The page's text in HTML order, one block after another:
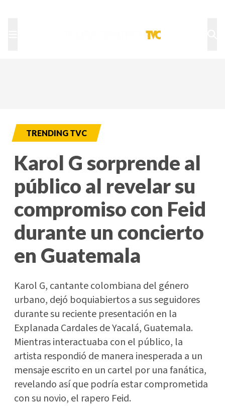
TRENDING TVC
Karol G sorprende al
público al revelar su
compromiso con Feid
durante un concierto
en Guatemala
Karol G, cantante colombiana del género
urbano, dejó boquiabiertos a sus seguidores
durante su reciente presentación en la
Explanada Cardales de Yacalá, Guatemala.
Mientras interactuaba con el público, la
artista respondió de manera inesperada a un
mensaje escrito en un cartel por una fanática,
revelando así que podría estar comprometida
con su novio, el rapero Feid.